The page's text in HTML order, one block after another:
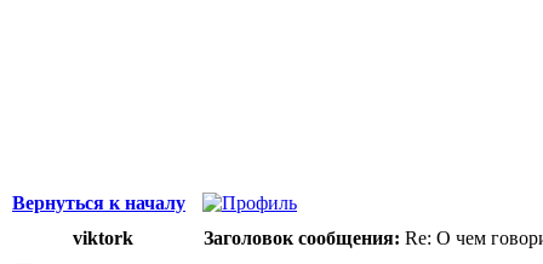
Вернуться к началу
viktork
Заголовок сообщения: Re: О чем